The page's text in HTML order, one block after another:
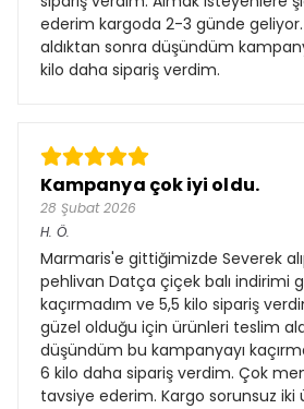
ederim kargoda 2-3 günde
aldıktan sonra düşündüm
kilo daha sipariş verdim.
Kampanya çok iyi oldu.
28 Şubat 2026
H. Ö.
Marmaris'e gittiğimizde Severek
pehlivan Datça çiçek balı indirimi
kaçırmadım ve 5,5 kilo sipariş
güzel olduğu için ürünleri teslim
düşündüm bu kampanyayı
6 kilo daha sipariş verdim. Çok
tavsiye ederim. Kargo sorunsuz iki